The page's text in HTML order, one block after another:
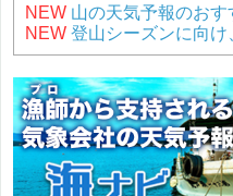
NEW 山の天気予報のおす
NEW 登山シーズンに向け